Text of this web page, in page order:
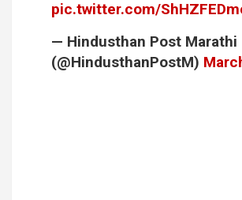
pic.twitter.com/
— Hindusthan Post Marathi
(@HindusthanPostM)